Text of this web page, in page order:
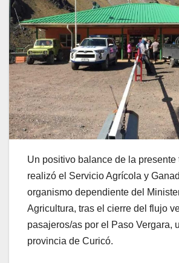
Un positivo balance de la presente
realizó el Servicio Agrícola y
organismo dependiente del
Agricultura, tras el cierre del flujo
pasajeros/as por el Paso Vergara,
provincia de Curicó.